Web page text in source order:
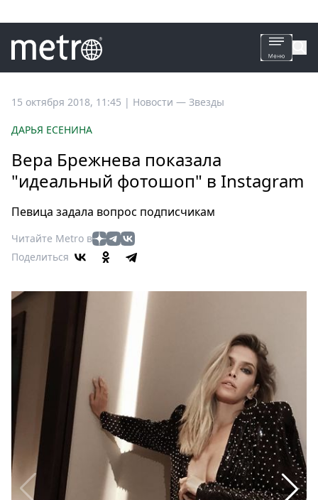
Все
Россия
Мир
Еда
Туризм
Мода
Кино
Афиша
Книги
Выставки
Пресс-
релизы
О
Metro
Стримы
Спецпроекты
Звезды
15 октября 2018, 11:45 | Новости — Звезды
ДАРЬЯ ЕСЕНИНА
Вера Брежнева показала
"идеальный фотошоп" в Instagram
Певица задала вопрос подписчикам
Читайте Metro в
Поделиться